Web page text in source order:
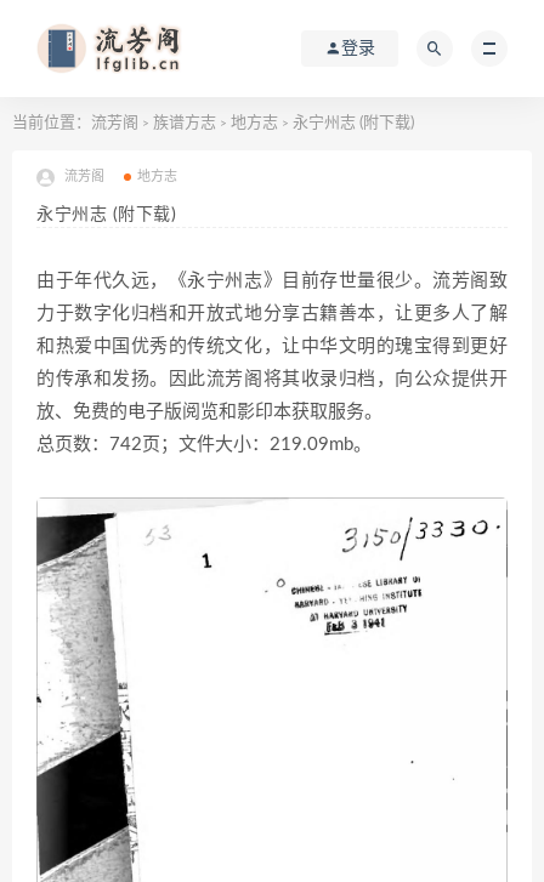
登录
当前位置： 流芳阁 > 族谱方志 > 地方志 > 永宁州志 (附下载)
流芳阁 地方志
永宁州志 (附下载)
由于年代久远，《永宁州志》目前存世量很少。流芳阁致
力于数字化归档和开放式地分享古籍善本，让更多人了解
和热爱中国优秀的传统文化，让中华文明的瑰宝得到更好
的传承和发扬。因此流芳阁将其收录归档，向公众提供开
放、免费的电子版阅览和影印本获取服务。
总页数：742页；文件大小：219.09mb。